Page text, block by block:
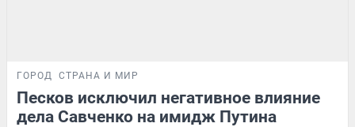
ГОРОД СТРАНА И МИР
Песков исключил негативное влияние
дела Савченко на имидж Путина